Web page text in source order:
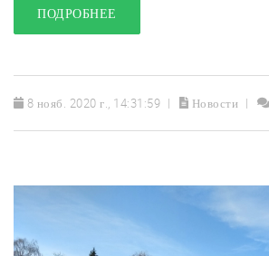
ПОДРОБНЕЕ
8 нояб. 2020 г., 14:31:59 Новости